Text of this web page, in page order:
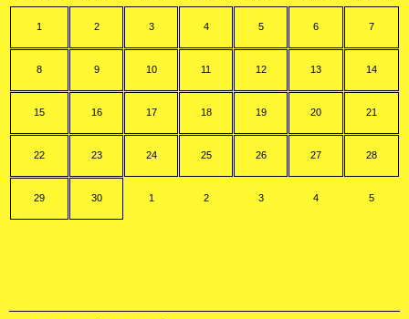
1 2 3 4 5 6 7
8 9 10 11 12 13 14
15 16 17 18 19 20 21
22 23 24 25 26 27 28
29 30 1 2 3 4 5